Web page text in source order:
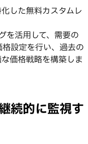
した無料カスタムレ
を活用して、需要の
設定を行い、過去の
価格戦略を構築しま
続的に監視す